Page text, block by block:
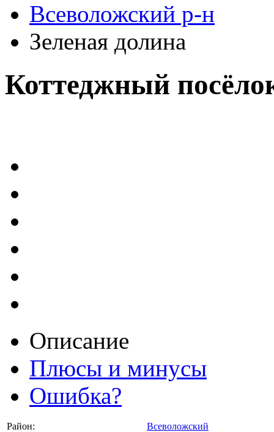
Всеволожский р-н
Зеленая долина
Коттеджный
Описание
Плюсы и минусы
Ошибка?
Район:
Всеволожский